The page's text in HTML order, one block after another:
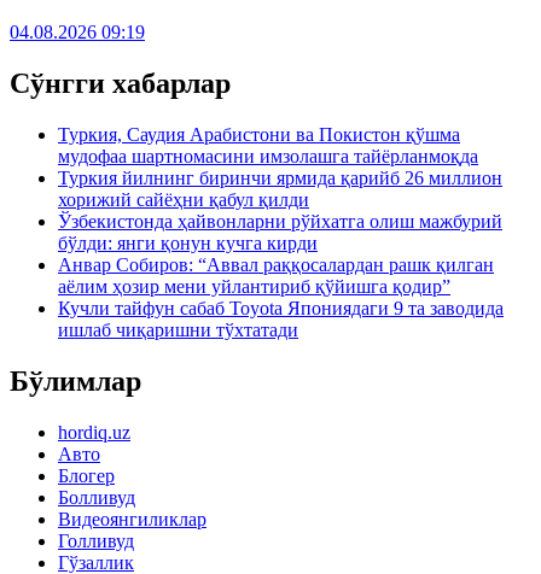
04.08.2026 09:19
Сўнгги хабарлар
Туркия, Саудия Арабистони ва Покистон қўшма
мудофаа шартномасини имзолашга тайёрланмоқда
Туркия йилнинг биринчи ярмида қарийб 26 миллион
хорижий сайёҳни қабул қилди
Ўзбекистонда ҳайвонларни рўйхатга олиш мажбурий
бўлди: янги қонун кучга кирди
Анвар Собиров: “Аввал раққосалардан рашк қилган
аёлим ҳозир мени уйлантириб қўйишга қодир”
Кучли тайфун сабаб Toyota Япониядаги 9 та заводида
ишлаб чиқаришни тўхтатади
Бўлимлар
hordiq.uz
Авто
Блогер
Болливуд
Видеоянгиликлар
Голливуд
Гўзаллик